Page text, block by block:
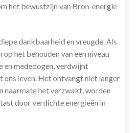
het bewustzijn van Bron-energie
dankbaarheid en vreugde. Als
het behouden van een niveau
en mededogen, verdwijnt
ons leven. Het ontvangt niet langer
naarmate het verzwakt, worden
door verdichte energieën in